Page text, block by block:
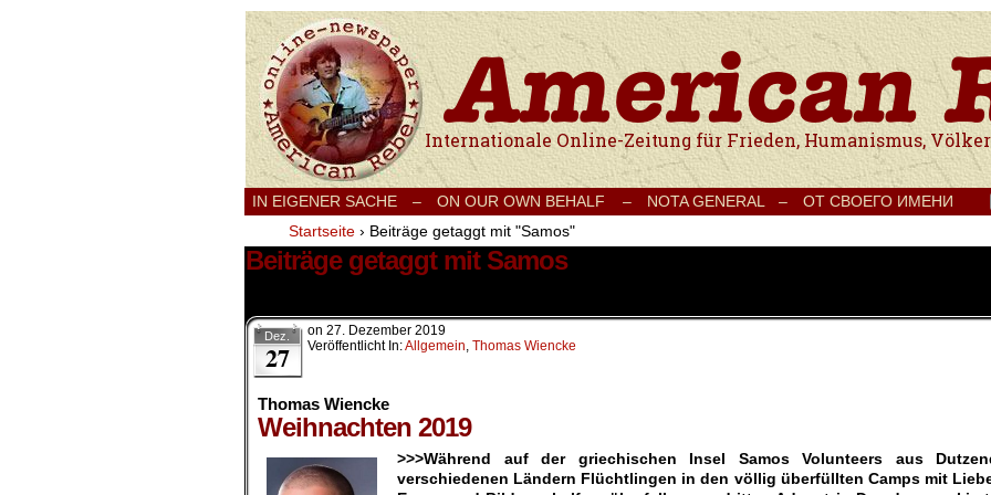
Internationale Onlinezeitung für Frieden, Humanismus, Völkerverständigung und
IN EIGENER SACHE – ON OUR OWN BEHALF – NOTA GENERAL – ОТ СВОЕГО ИМЕНИ
Startseite › Beiträge getaggt mit "Samos"
Beiträge getaggt mit Samos
Dez.
27
on 27. Dezember 2019
Veröffentlicht In:Allgemein, Thomas Wiencke
Thomas Wiencke
Weihnachten 2019
>>>Während auf der griechischen Insel Samos Volunteers aus
verschiedenen Ländern Flüchtlingen in den völlig überfüllten Camps mit